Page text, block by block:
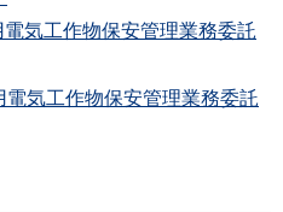
気工作物保安管理業務委託
気工作物保安管理業務委託